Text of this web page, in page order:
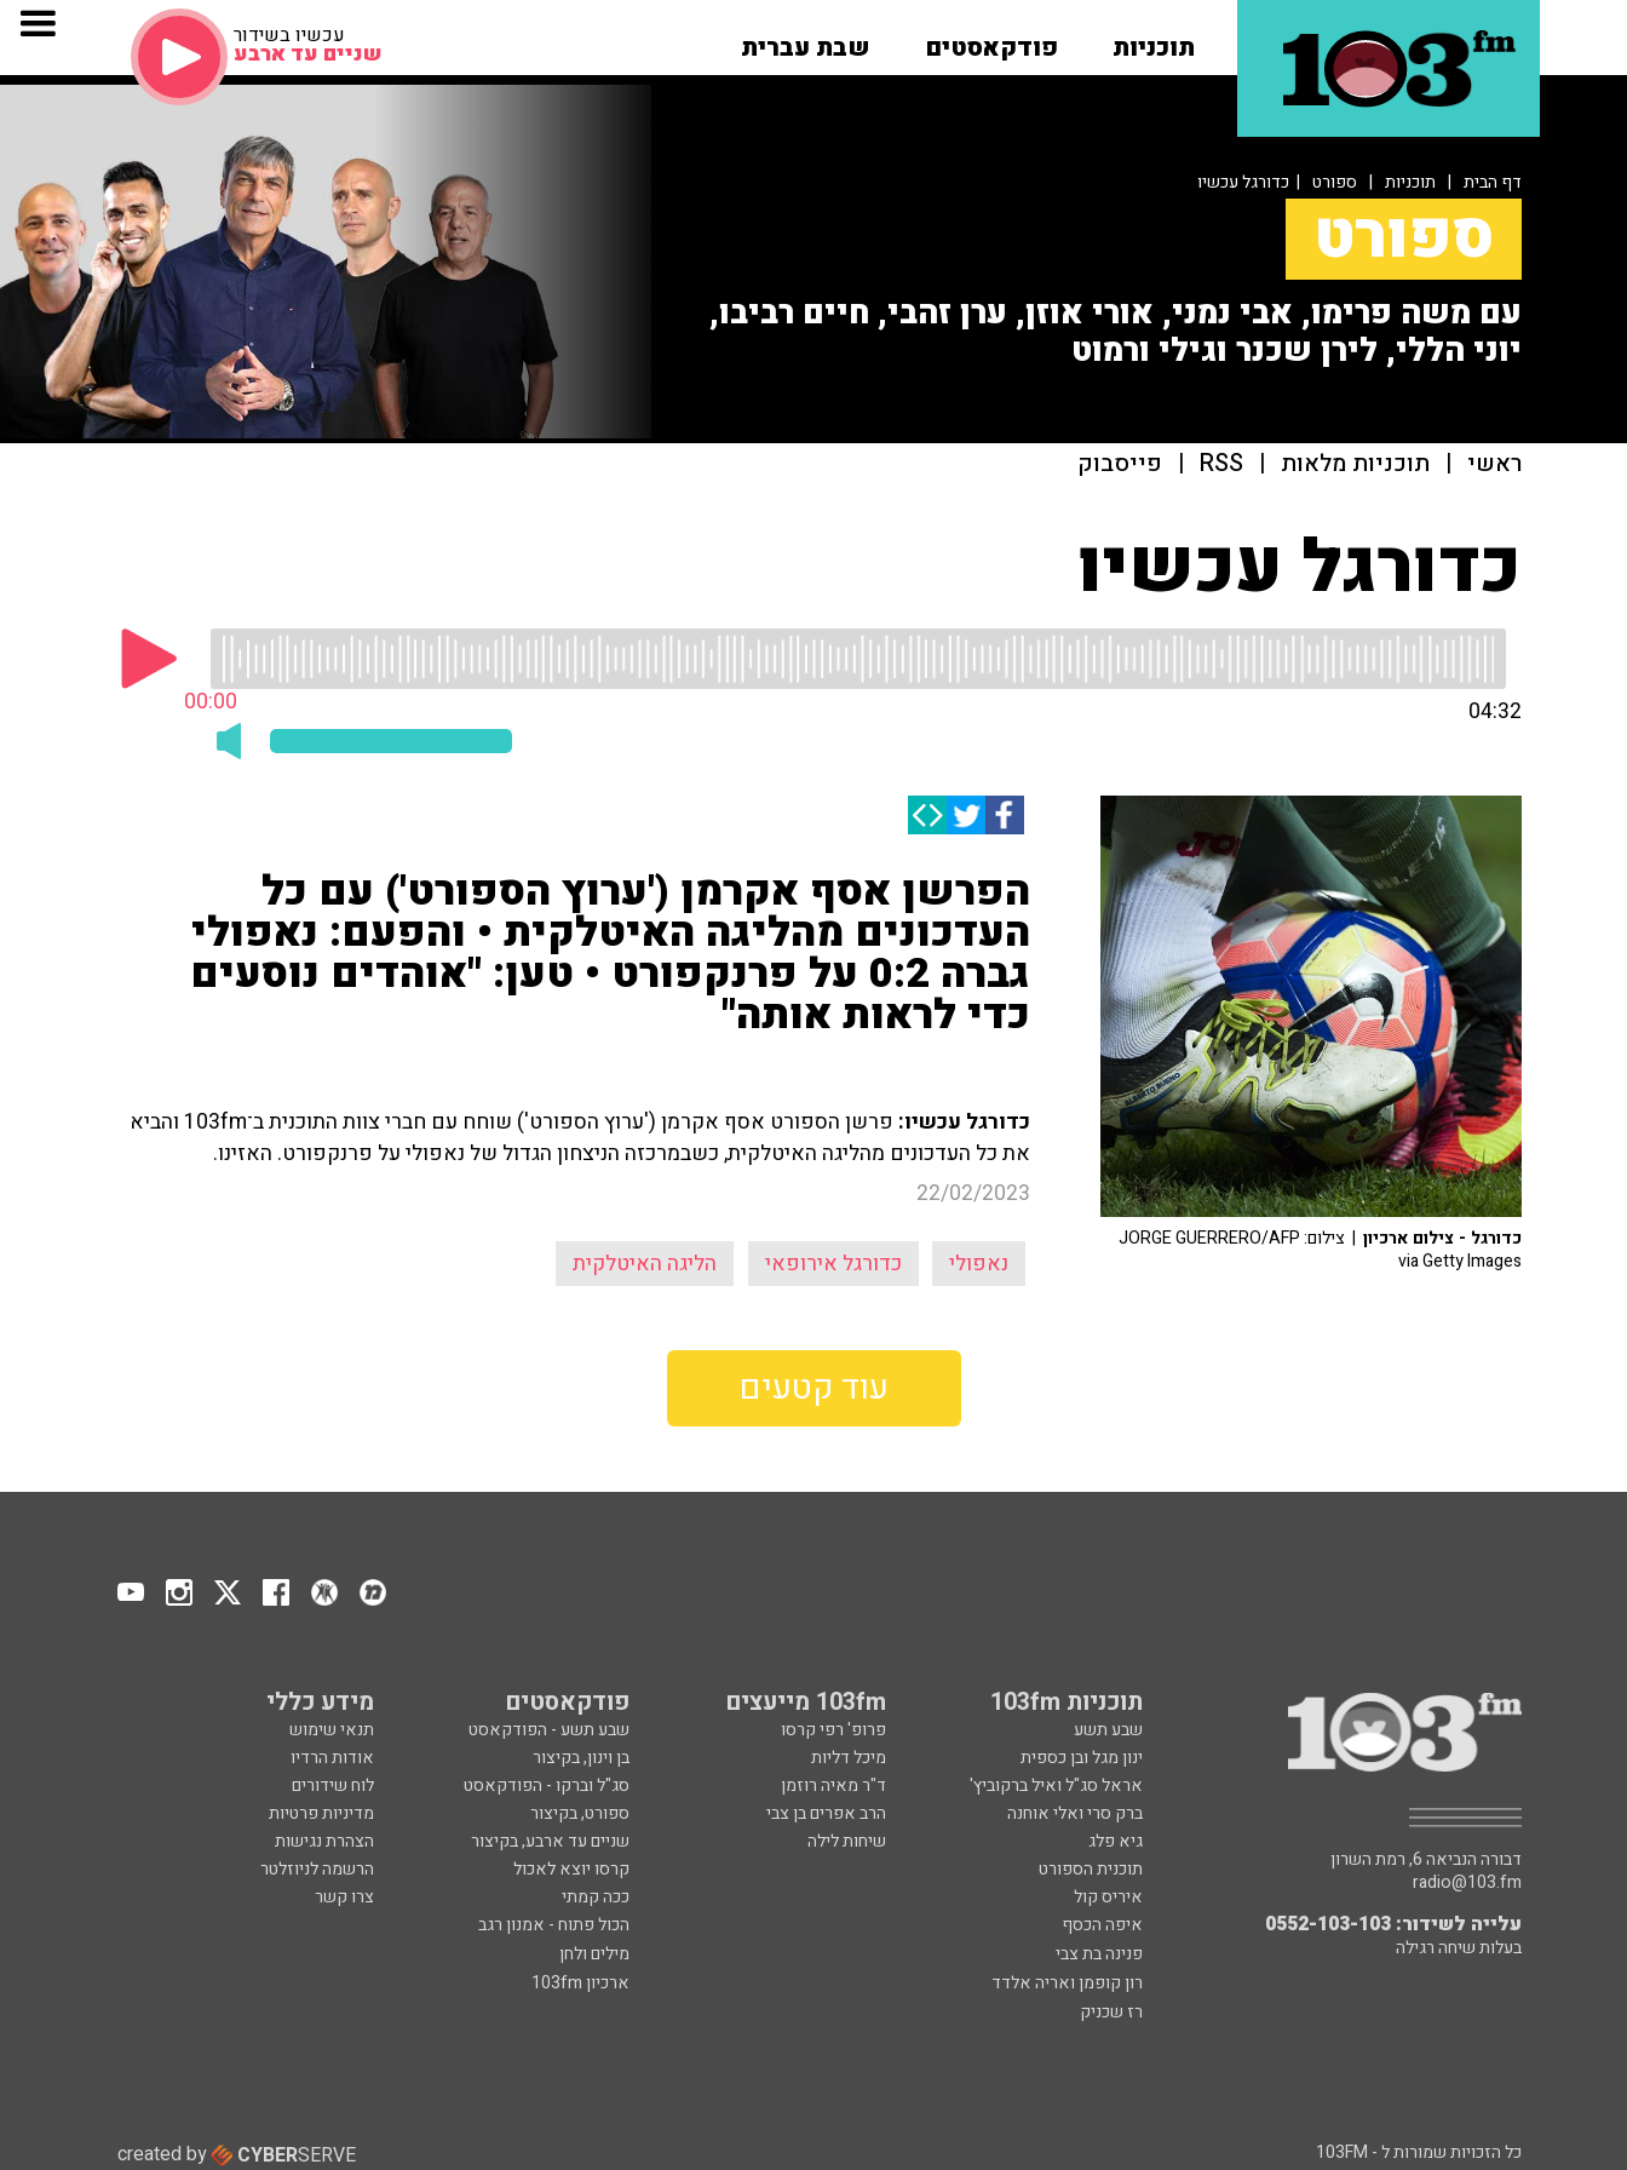
תוכניות פודקאסטים שבת עברית עכשיו בשידור
שניים עד ארבע
דף הבית | תוכניות | ספורט | כדורגל עכשיו
ספורט
עם משה פרימו, אבי נמני, אורי אוזן, ערן זהבי, חיים רביבו,
יוני הללי, לירן שכנר וגילי ורמוט
ראשי | תוכניות מלאות |
RSS
| פייסבוק
כדורגל עכשיו
00:00 04:32
הפרשן אסף אקרמן ('ערוץ הספורט') עם כל
העדכונים מהליגה האיטלקית • והפעם: נאפולי
גברה 0:2 על פרנקפורט • טען: "אוהדים נוסעים
כדי לראות אותה"
כדורגל עכשיו:
פרשן הספורט אסף אקרמן ('ערוץ הספורט') שוחח עם חברי צוות התוכנית ב־103fm והביא
את כל העדכונים מהליגה האיטלקית, כשבמרכזה הניצחון הגדול של נאפולי על פרנקפורט. האזינו.
22/02/2023
נאפולי כדורגל אירופאי הליגה האיטלקית
כדורגל - צילום ארכיון
| צילום: JORGE GUERRERO/AFP
via Getty Images
עוד קטעים
תוכניות 103fm 103fm מייעצים פודקאסטים מידע כללי
שבע תשע פרופ' רפי קרסו שבע תשע - הפודקאסט
תנאי שימוש
ינון מגל ובן כספית
מיכל דליות בן וינון, בקיצור
אודות הרדיו
אראל סג"ל ואיל ברקוביץ'
ד"ר מאיה רוזמן סג"ל וברקו - הפודקאסט
לוח שידורים
ברק סרי ואלי אוחנה
הרב אפרים בן צבי ספורט, בקיצור
מדיניות פרטיות
גיא פלג
שיחות לילה שניים עד ארבע, בקיצור
הצהרת נגישות
תוכנית הספורט
קרסו יוצא לאכול
הרשמה לניוזלטר
איריס קול
ככה קמתי
צרו קשר
איפה הכסף
הכול פתוח - אמנון רגב
פנינה בת צבי
מילים ולחן
רון קופמן ואריה אלדד
ארכיון 103fm
רז שכניק
דבורה הנביאה 6, רמת השרון
radio@103.fm
עלייה לשידור: 0552-103-103
בעלות שיחה רגילה
כל הזכויות שמורות ל - 103FM created by CYBERSERVE